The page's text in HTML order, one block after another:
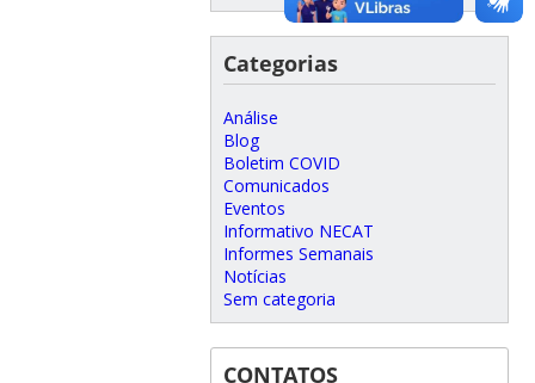
Categorias
Análise
Blog
Boletim COVID
Comunicados
Eventos
Informativo NECAT
Informes Semanais
Notícias
Sem categoria
CONTATOS